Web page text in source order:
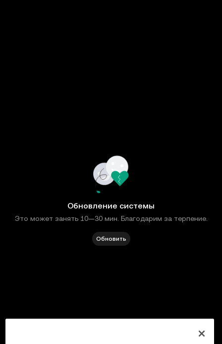
Обновление системы
Это может занять 10—30 мин. Благодарим за терпение.
Обновить